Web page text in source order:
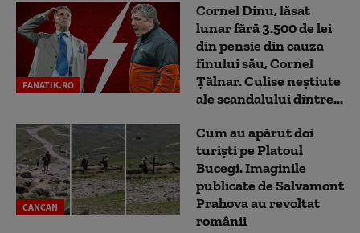
FANATIK.RO
Cornel Dinu, lăsat
lunar fără 3.500 de lei
din pensie din cauza
finului său, Cornel
Țălnar. Culise neștiute
ale scandalului dintre...
CANCAN
Cum au apărut doi
turiști pe Platoul
Bucegi. Imaginile
publicate de Salvamont
Prahova au revoltat
românii